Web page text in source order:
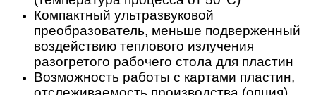
Компактный ультразвуковой
преобразователь, меньше подверженный
воздействию теплового излучения
разогретого рабочего стола для пластин
Возможность работы с картами пластин,